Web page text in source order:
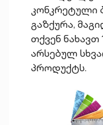
კონკრეტული
გაზქურა,
თქვენ
არსებულ
პროდუქტს.